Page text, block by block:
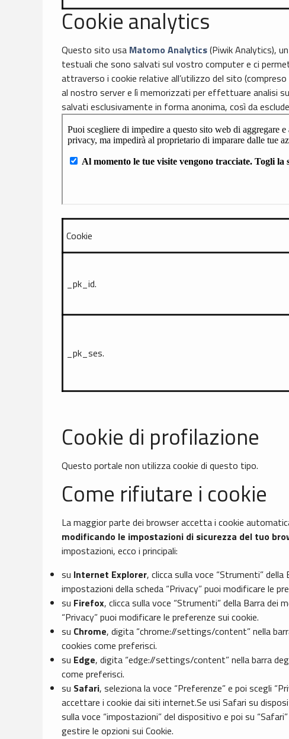
Cookie analytics
Questo sito usa Matomo Analytics(Piwik Analytics),
testuali che sono salvati sul vostro computer e ci
attraverso i cookie relative all’utilizzo del sito
al nostro server e lì memorizzati per effettuare analisi
salvati esclusivamente in forma anonima, così da
Cookie
_pk_id.
_pk_ses.
Cookie di profilazione
Questo portale non utilizza cookie di questo tipo.
Come rifiutare i cookie
La maggior parte dei browser accetta i cookie
modificando le impostazioni di sicurezza del tuo
impostazioni, ecco i principali:
su Internet Explorer, clicca sulla voce “Strumenti”
impostazioni della scheda “Privacy” puoi modificare le
su Firefox, clicca sulla voce “Strumenti” della Barra dei
“Privacy” puoi modificare le preferenze sui cookie.
su Chrome, digita “chrome://settings/content” nella
cookies come preferisci.
su Edge, digita “edge://settings/content” nella barra
come preferisci.
su Safari, seleziona la voce “Preferenze” e poi scegli
accettare i cookie dai siti internet.Se usi Safari su
sulla voce “impostazioni” del dispositivo e poi su
gestire le opzioni sui Cookie.